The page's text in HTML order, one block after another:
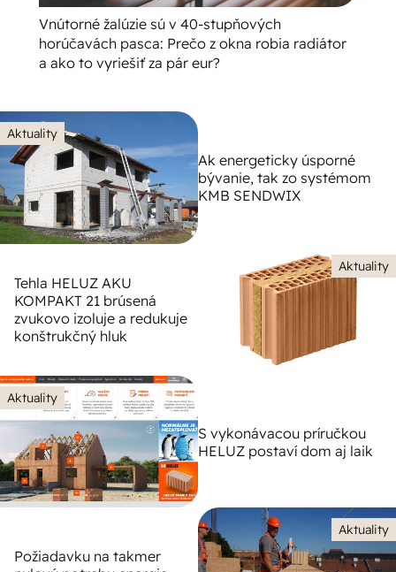
Vnútorné žalúzie sú v 40-stupňových
horúčavách pasca: Prečo z okna robia radiátor
a ako to vyriešiť za pár eur?
Aktuality
Ak energeticky úsporné
bývanie, tak zo systémom
KMB SENDWIX
Aktuality
Tehla HELUZ AKU
KOMPAKT 21 brúsená
zvukovo izoluje a redukuje
konštrukčný hluk
Aktuality
S vykonávacou príručkou
HELUZ postaví dom aj laik
Aktuality
Požiadavku na takmer